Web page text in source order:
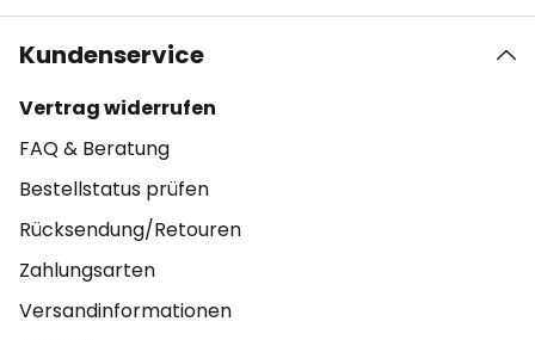
Kundenservice
Vertrag widerrufen
FAQ & Beratung
Bestellstatus prüfen
Rücksendung/Retouren
Zahlungsarten
Versandinformationen